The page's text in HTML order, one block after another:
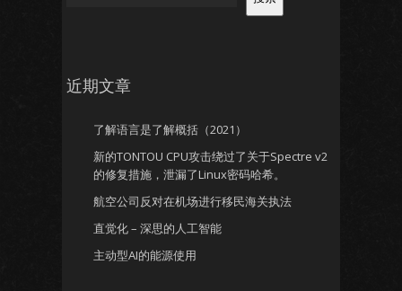
近期文章
了解语言是了解概括（2021）
新的TONTOU CPU攻击绕过了关于Spectre v2
的修复措施，泄漏了Linux密码哈希。
航空公司反对在机场进行移民海关执法
直觉化 – 深思的人工智能
主动型AI的能源使用